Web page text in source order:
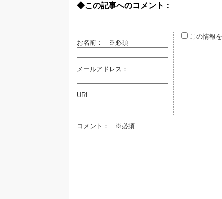
◆この記事へのコメント：
お名前： ※必須
メールアドレス：
URL:
この情報
コメント： ※必須